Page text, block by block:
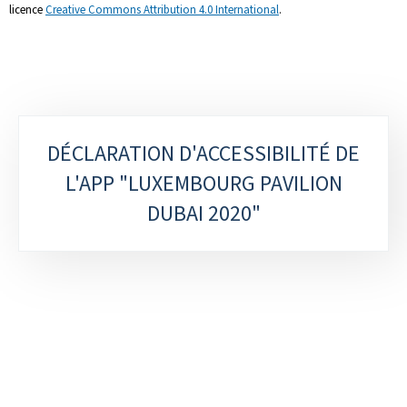
licenceCreative Commons Attribution 4.0 International.
Sous-
rubriques
DÉCLARATION D'ACCESSIBILITÉ DE
L'APP "LUXEMBOURG PAVILION
DUBAI 2020"